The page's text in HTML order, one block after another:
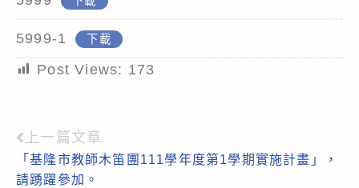
5999-1 下載
Post Views: 173
Read
more
上一篇文章
「基隆市教師木笛團111學年度第1學期實施計畫」，
請踴躍參加。